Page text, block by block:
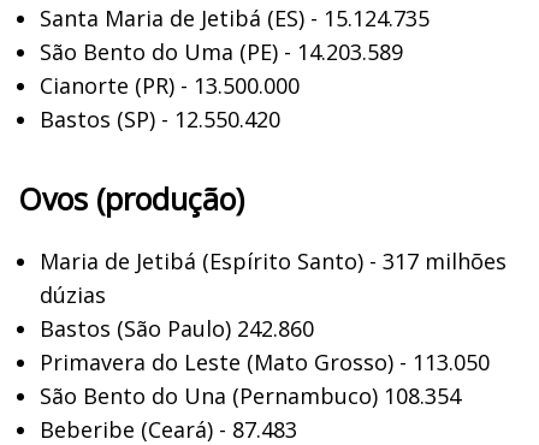
Santa Maria de Jetibá (ES) - 15.124.735
São Bento do Uma (PE) - 14.203.589
Cianorte (PR) - 13.500.000
Bastos (SP) - 12.550.420
Ovos (produção)
Maria de Jetibá (Espírito Santo) - 317 milhões
dúzias
Bastos (São Paulo) 242.860
Primavera do Leste (Mato Grosso) - 113.050
São Bento do Una (Pernambuco) 108.354
Beberibe (Ceará) - 87.483